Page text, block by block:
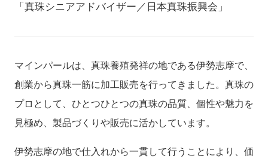
「真珠シニアアドバイザー／日本真珠振興会」
マインパールは、真珠養殖発祥の地である伊勢志摩で、
創業から真珠一筋に加工販売を行ってきました。真珠の
プロとして、ひとつひとつの真珠の品質、個性や魅力を
見極め、製品づくりや販売に活かしています。
伊勢志摩の地で仕入れから一貫して行うことにより、価